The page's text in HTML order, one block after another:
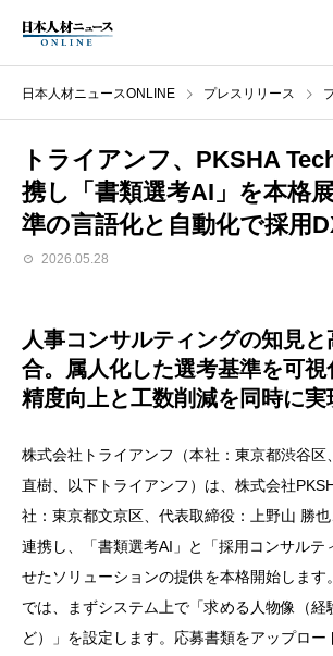
日本人材ニュースONLINE プレスリリース
トライアンフ、PKSHA
携し「書類選考AI」を本格
準の言語化と自動化で採用
2026.05.28
人事コンサルティングの知見
合。属人化した選考基準を可
精度向上と工数削減を同時に実
株式会社トライアンフ（本社：東京都渋谷区
直樹、以下トライアンフ）は、株式会社
社：東京都文京区、代表取締役：上野山 勝也
連携し、「書類選考AI」と「採用コンサルテ
せたソリューションの提供を本格開始します
では、まずシステム上で「求める人物像（経
ど）」を設定します。応募書類をアップロー